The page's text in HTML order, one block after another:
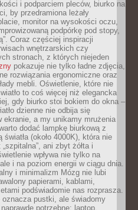
i podparciem pleców, biurko na
by przedramiona leżały
monitor na wysokości oczu,
podpórkę pod stopy,
Coraz częściej inspiracji
wnętrzarskich czy
stronach, z których niejeden
pokazuje nie tylko ładne zdjęcia,
rozwiązania ergonomiczne oraz
mebli. Oświetlenie, które nie
to coś więcej niż elegancka
gdy biurko stoi bokiem do okna –
dzienne nie odbija się
ekranie, a my unikamy mrużenia
dodać lampkę biurkową z
światła (około 4000K), która nie
ani zbyt żółta i
wpływa nie tylko na
i na poziom energii w ciągu dnia.
i minimalizm Mózg nie lubi
papierami, kablami,
podświadomie nas rozprasza.
oznacza pustki, ale świadomy
potrzebne: laptop,